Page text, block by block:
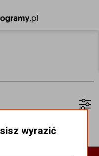
wyrazić